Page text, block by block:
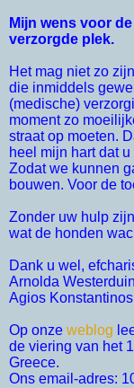
Mijn wens voor
verzorgde plek.
Het mag niet zo
die inmiddels
(medische)
moment zo
straat op moeten.
heel mijn hart dat
Zodat we kunnen
bouwen. Voor de
Zonder uw hulp
wat de honden
Dank u wel,
Arnolda Westerduin
Agios
Op onze weblog
de viering van het
Greece.
Ons email-adres: